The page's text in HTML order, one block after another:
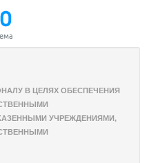
В ЦЕЛЯХ ОБЕСПЕЧЕНИЯ
УЧРЕЖДЕНИЯМИ,